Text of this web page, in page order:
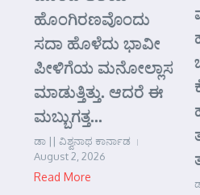
ಹೊಂಗಿರಣವೊಂದು
ಸದಾ ಹೊಳೆದು ಭಾವೀ
ಪೀಳಿಗೆಯ ಮನೋಲ್ಲಾಸ
ಮಾಡುತ್ತಿತ್ತು. ಆದರೆ ಈ
ಮಬ್ಬುಗತ್ತ...
ಡಾ || ವಿಶ್ವನಾಥ ಕಾರ್ನಾಡ
August 2, 2026
Read More